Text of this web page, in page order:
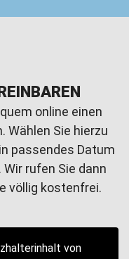
online einen
Sie hierzu
passendes Datum
rufen Sie dann
völlig kostenfrei.
von